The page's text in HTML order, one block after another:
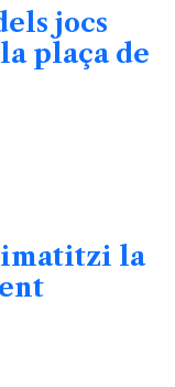
jocs
plaça de
la